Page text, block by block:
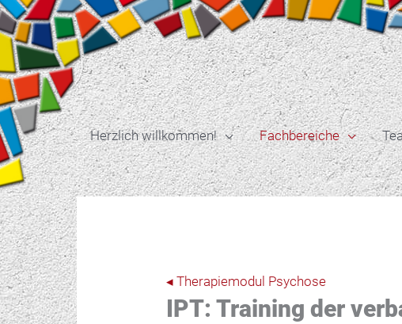
Zum
Inhalt
springen
Herzlich willkommen! Fachbereiche
◂ Therapiemodul Psychose
IPT: Training der